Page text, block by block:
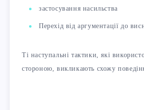
застосування насильства
Перехід від аргументації до
Ті наступальні тактики, які
стороною, викликають схожу